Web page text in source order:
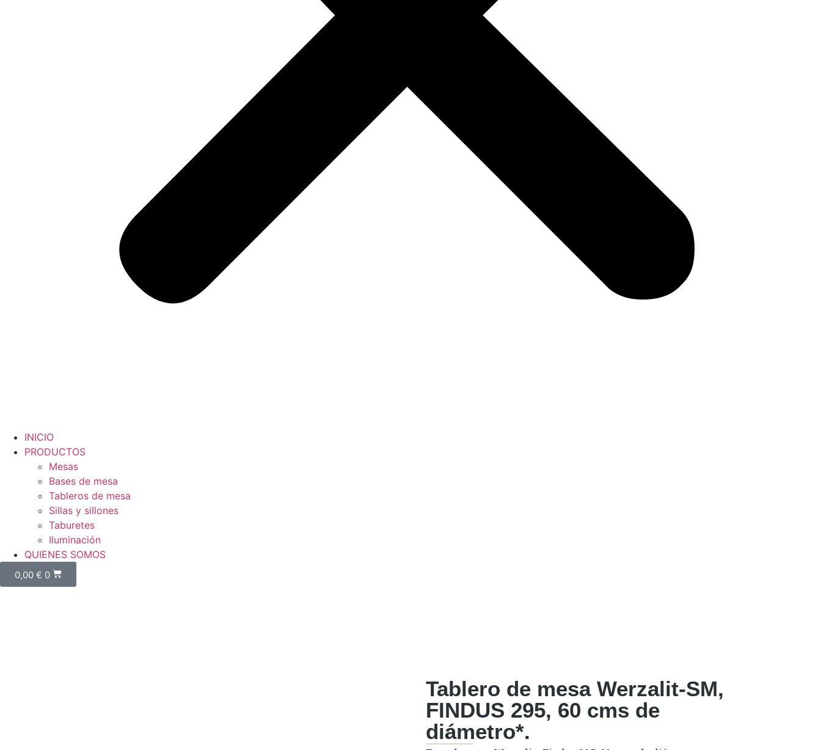
INICIO
PRODUCTOS
Mesas
Bases de mesa
Tableros de mesa
Sillas y sillones
Taburetes
Iluminación
QUIENES SOMOS
0,00 € 0
Tablero de mesa Werzalit-SM,
FINDUS 295, 60 cms de
diámetro*.